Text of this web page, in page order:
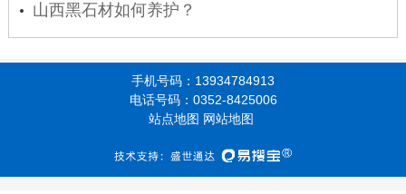
山西黑石材如何养护？
手机号码：13934784913
电话号码：0352-8425006
站点地图 网站地图